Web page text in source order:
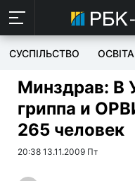
СУСПІЛЬСТВО ОСВІТА
Минздрав: В
гриппа и
265 человек
20:38 13.11.2009 Пт